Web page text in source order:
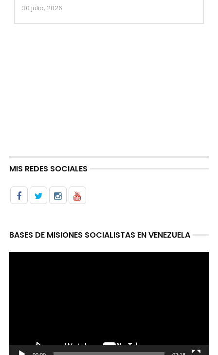
30 julio, 2026
MIS REDES SOCIALES
BASES DE MISIONES SOCIALISTAS EN VENEZUELA